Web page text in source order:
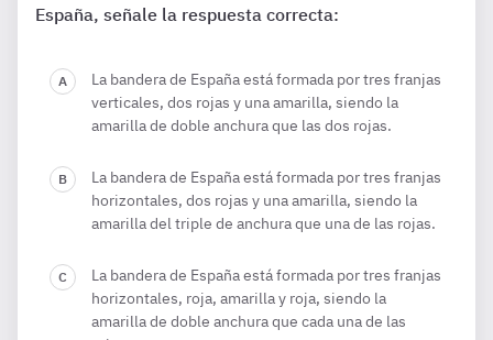
España, señale la respuesta correcta:
La bandera de España está formada por tres franjas
verticales, dos rojas y una amarilla, siendo la
amarilla de doble anchura que las dos rojas.
La bandera de España está formada por tres franjas
horizontales, dos rojas y una amarilla, siendo la
amarilla del triple de anchura que una de las rojas.
La bandera de España está formada por tres franjas
horizontales, roja, amarilla y roja, siendo la
amarilla de doble anchura que cada una de las